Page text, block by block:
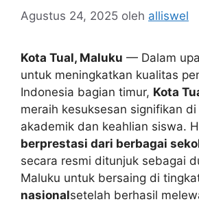
Agustus 24, 2025 oleh alliswel
Kota Tual, Maluku — Dalam
untuk meningkatkan kualitas
Indonesia bagian timur, Kota
meraih kesuksesan signifikan
akademik dan keahlian siswa.
berprestasi dari berbagai
secara resmi ditunjuk sebagai
Maluku untuk bersaing di
nasionalsetelah berhasil